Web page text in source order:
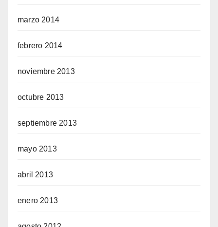
marzo 2014
febrero 2014
noviembre 2013
octubre 2013
septiembre 2013
mayo 2013
abril 2013
enero 2013